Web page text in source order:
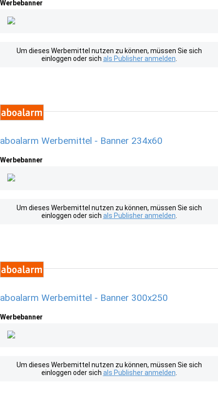
Werbebanner
Um dieses Werbemittel nutzen zu können, müssen Sie sich
einloggen oder sich als Publisher anmelden
aboalarm Werbemittel - Banner 234x60
Werbebanner
Um dieses Werbemittel nutzen zu können, müssen Sie sich
einloggen oder sich als Publisher anmelden
aboalarm Werbemittel - Banner 300x250
Werbebanner
Um dieses Werbemittel nutzen zu können, müssen Sie sich
einloggen oder sich als Publisher anmelden